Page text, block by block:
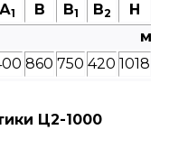
А1 В В1 В2 Н
мм
860 750 420 1018
Ц2-1000